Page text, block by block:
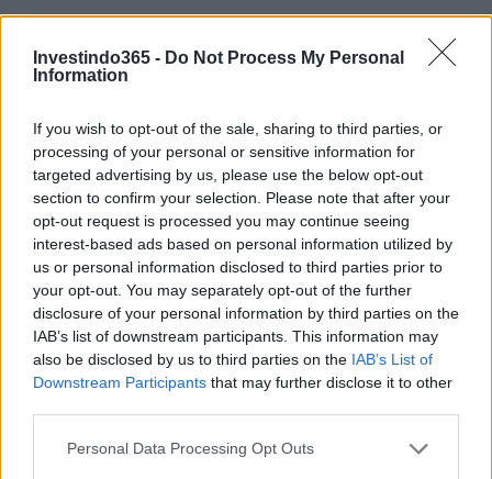
Investindo365 - Do Not Process My Personal
Information
If you wish to opt-out of the sale, sharing to third parties, or
processing of your personal or sensitive information for
targeted advertising by us, please use the below opt-out
section to confirm your selection. Please note that after your
opt-out request is processed you may continue seeing
interest-based ads based on personal information utilized by
us or personal information disclosed to third parties prior to
your opt-out. You may separately opt-out of the further
disclosure of your personal information by third parties on the
IAB’s list of downstream participants. This information may
also be disclosed by us to third parties on the IAB’s List of
Downstream Participants that may further disclose it to other
Please note that this website/app uses one or more Google
Personal Data Processing Opt Outs
Continue lendo
Gávea Investimentos fecha multimercados e transfere R$ 2
bilhões para Bradesco Asset